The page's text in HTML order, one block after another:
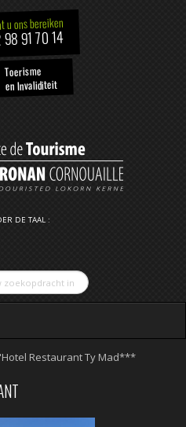
u ons bereiken
91 70 14
Toerisme
en Invaliditeit
DE TAAL :
Restaurant Ty Mad***